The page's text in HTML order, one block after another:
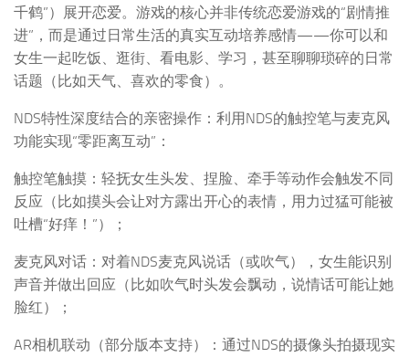
千鹤”）展开恋爱。游戏的核心并非传统恋爱游戏的“剧情推
进”，而是通过日常生活的真实互动培养感情——你可以和
女生一起吃饭、逛街、看电影、学习，甚至聊聊琐碎的日常
话题（比如天气、喜欢的零食）。
NDS特性深度结合的亲密操作：利用NDS的触控笔与麦克风
功能实现“零距离互动”：
触控笔触摸：轻抚女生头发、捏脸、牵手等动作会触发不同
反应（比如摸头会让对方露出开心的表情，用力过猛可能被
吐槽“好痒！”）；
麦克风对话：对着NDS麦克风说话（或吹气），女生能识别
声音并做出回应（比如吹气时头发会飘动，说情话可能让她
脸红）；
AR相机联动（部分版本支持）：通过NDS的摄像头拍摄现实